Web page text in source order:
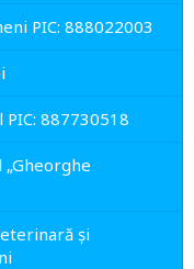
PIC: 888022003
PIC: 887730518
„Gheorghe
şi